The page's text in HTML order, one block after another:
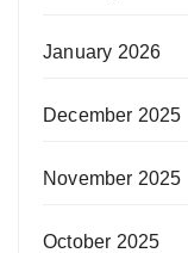
January 2026
December 2025
November 2025
October 2025